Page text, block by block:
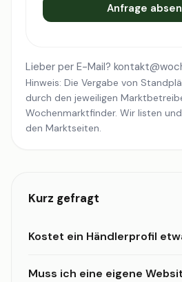
Anfrage
Lieber per E-Mail?
Hinweis: Die Vergabe von
durch den jeweiligen
Wochenmarktfinder. Wir listen
den Marktseiten.
Kurz gefragt
Kostet ein Händlerprofil
Muss ich eine eigene